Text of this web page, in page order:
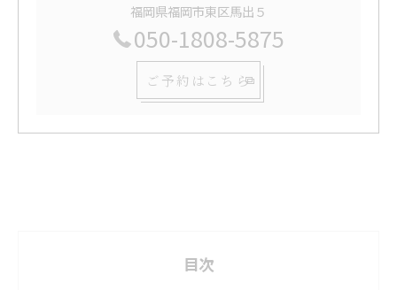
福岡県福岡市東区馬出５
050-1808-5875
ご予約はこちら
目次